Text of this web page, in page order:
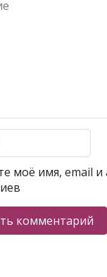
моё имя, email